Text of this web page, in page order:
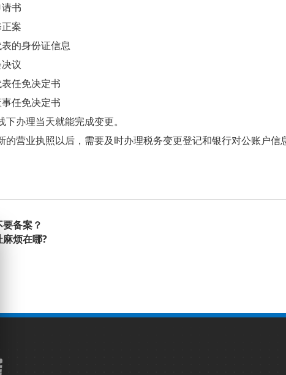
书
案
的身份证信息
议
任免决定书
任免决定书
下办理当天就能完成变更。
的营业执照以后，需要及时办理税务变更登记和银行对公账户信
备案？
烦在哪?